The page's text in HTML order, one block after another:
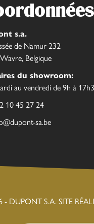
s.a.
de Namur 232
Belgique
du showroom:
au vendredi de 9h à
10 45 27 24
sa.be
- DUPONT S.A. SITE